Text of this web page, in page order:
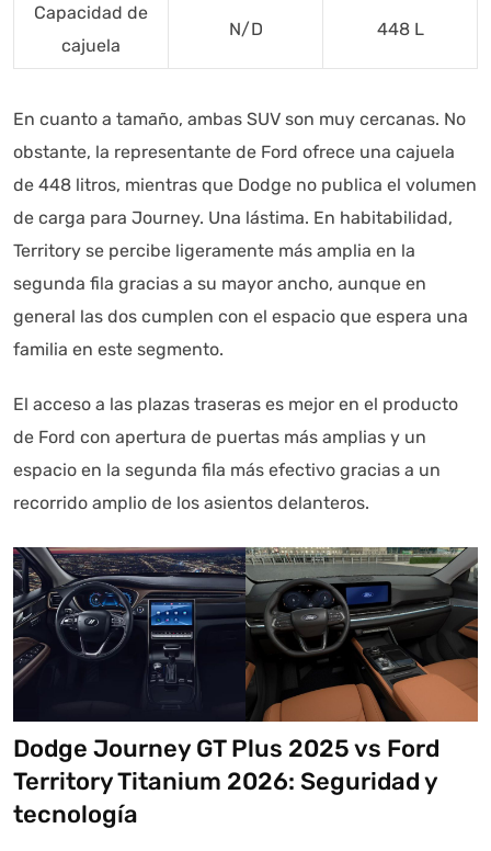
Capacidad de
cajuela
N/D 448 L
En cuanto a tamaño, ambas SUV son muy cercanas. No
obstante, la representante de Ford ofrece una cajuela
de 448 litros, mientras que Dodge no publica el volumen
de carga para Journey. Una lástima. En habitabilidad,
Territory se percibe ligeramente más amplia en la
segunda fila gracias a su mayor ancho, aunque en
general las dos cumplen con el espacio que espera una
familia en este segmento.
El acceso a las plazas traseras es mejor en el producto
de Ford con apertura de puertas más amplias y un
espacio en la segunda fila más efectivo gracias a un
recorrido amplio de los asientos delanteros.
Dodge Journey GT Plus 2025 vs Ford
Territory Titanium 2026: Seguridad y
tecnología